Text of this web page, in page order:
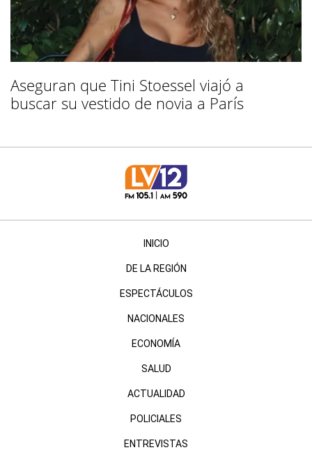
Aseguran que Tini Stoessel viajó a
buscar su vestido de novia a París
INICIO
DE LA REGIÓN
ESPECTÁCULOS
NACIONALES
ECONOMÍA
SALUD
ACTUALIDAD
POLICIALES
ENTREVISTAS